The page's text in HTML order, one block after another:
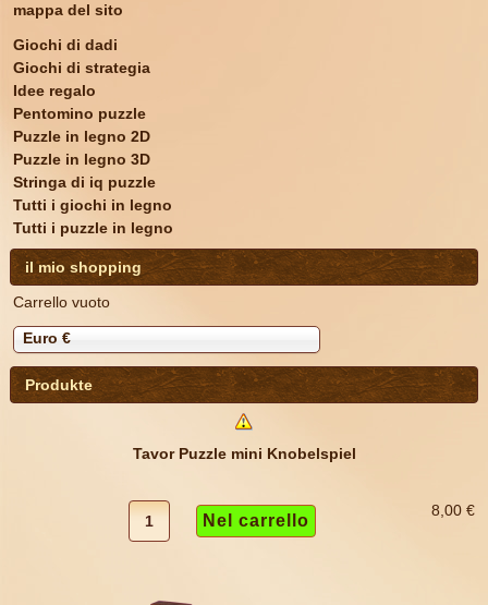
mappa del sito
Giochi di dadi
Giochi di strategia
Idee regalo
Pentomino puzzle
Puzzle in legno 2D
Puzzle in legno 3D
Stringa di iq puzzle
Tutti i giochi in legno
Tutti i puzzle in legno
il mio shopping
Carrello vuoto
Euro €
Produkte
Tavor Puzzle mini Knobelspiel
8,00 €